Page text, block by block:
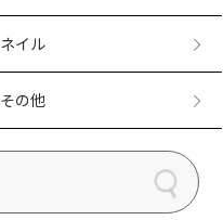
ネイル
その他